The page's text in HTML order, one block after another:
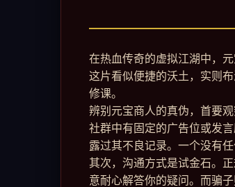
在热血传奇的虚拟江湖中，
这片看似便捷的沃土，实则
修课。
辨别元宝商人的真伪，首要
社群中有固定的广告位或发
露过其不良记录。一个没有
其次，沟通方式是试金石。
意耐心解答你的疑问。而骗